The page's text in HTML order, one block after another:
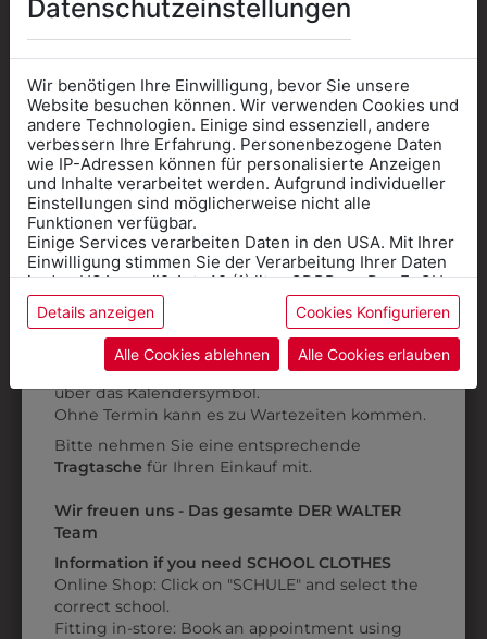
330003216397
GESCHIRRTUCH
GRÜN
€ 2,00
3898054
TEXTILMARKER 1,0
MM
€ 2,90
302823099
POLO BASIC
6BSW606065
BISTROSCHÜRZE 60
Datenschutzeinstellungen
Wir benötigen Ihre Einwilligung, bevor Sie unsere
Website besuchen können. Wir verwenden Cookies und
andere Technologien. Einige sind essenziell, andere
verbessern Ihre Erfahrung. Personenbezogene Daten
wie IP-Adressen können für personalisierte Anzeigen
und Inhalte verarbeitet werden. Aufgrund individueller
Einstellungen sind möglicherweise nicht alle
Funktionen verfügbar.
Einige Services verarbeiten Daten in den USA. Mit Ihrer
Einwilligung stimmen Sie der Verarbeitung Ihrer Daten
in den USA gemäß Art. 49 (1) lit. a GDPR zu. Der EuGH
stuft die USA als Land mit unzureichendem Datenschutz
ein, und es besteht das Risiko, dass US-Behörden
Daten ohne Klagemöglichkeit für Europäer überwachen.
Datenschutzerklärungbzw. im
Details anzeigen Cookies Konfigurieren
Alle Cookies ablehnen Alle Cookies erlauben
Informationen wenn Sie
Kleidung
für die SCHULE
benötigen
Online Shop: Klick auf SCHULE in der
Kategorie und die richtige Schule auswählen.
AnprobeVorort im Geschäft: Termin buchen
über das Kalendersymbol.
Ohne Termin kann es zu Wartezeiten kommen.
Bitte nehmen Sie eine entsprechende
Tragtasche für Ihren Einkauf mit.
Wir freuen uns - Das gesamte DER WALTER
Team
Information if you need SCHOOL CLOTHES
Online Shop: Click on "SCHULE" and select the
correct school.
Fitting in-store: Book an appointment using